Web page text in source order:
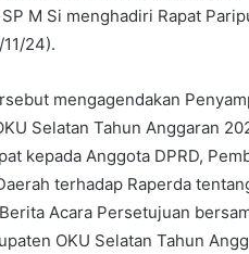
M Si menghadiri Rapat
24).
mengagendakan
Selatan Tahun Anggaran
kepada Anggota DPRD,
terhadap Raperda
Acara Persetujuan
OKU Selatan Tahun